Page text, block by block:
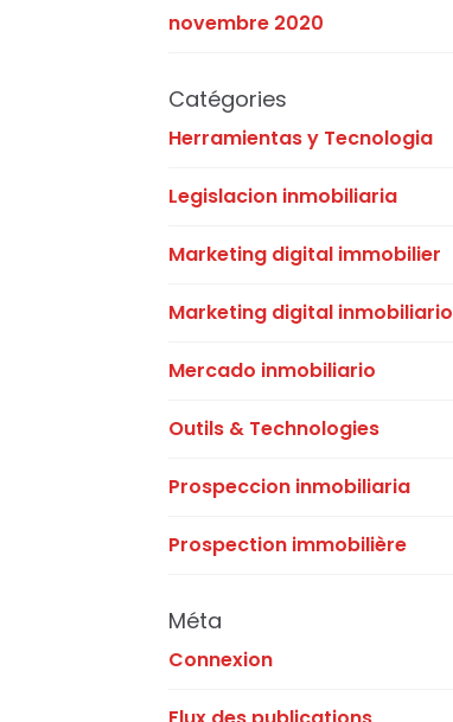
novembre 2020
Catégories
Herramientas y Tecnologia
Legislacion inmobiliaria
Marketing digital immobilier
Marketing digital inmobiliario
Mercado inmobiliario
Outils & Technologies
Prospeccion inmobiliaria
Prospection immobilière
Méta
Connexion